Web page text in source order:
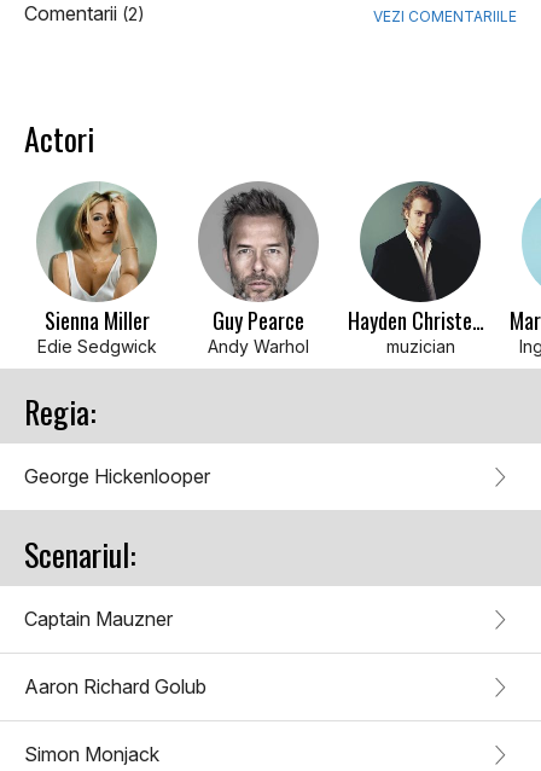
Comentarii (2) VEZI COMENTARIILE
Actori
Sienna Miller
Edie Sedgwick
Guy Pearce
Andy Warhol
Hayden Christensen
muzician
Regia:
George Hickenlooper
Scenariul:
Captain Mauzner
Aaron Richard Golub
Simon Monjack